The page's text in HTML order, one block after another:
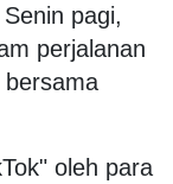
pagi,
perjalanan
bersama
oleh para